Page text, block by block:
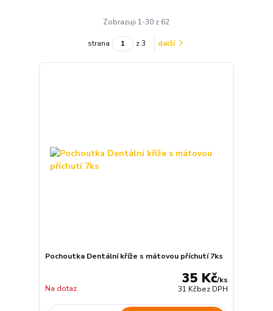
Zobrazuji 1-30 z 62
strana z 3 další
Pochoutka Dentální kříže s mátovou příchutí 7ks
35 Kč/ks
31 Kčbez DPH
Na dotaz